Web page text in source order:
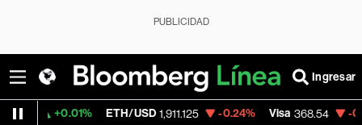
PUBLICIDAD
Ingresar
ETH/USD 1,911.125 -0.24% Visa 368.54 -0.28%